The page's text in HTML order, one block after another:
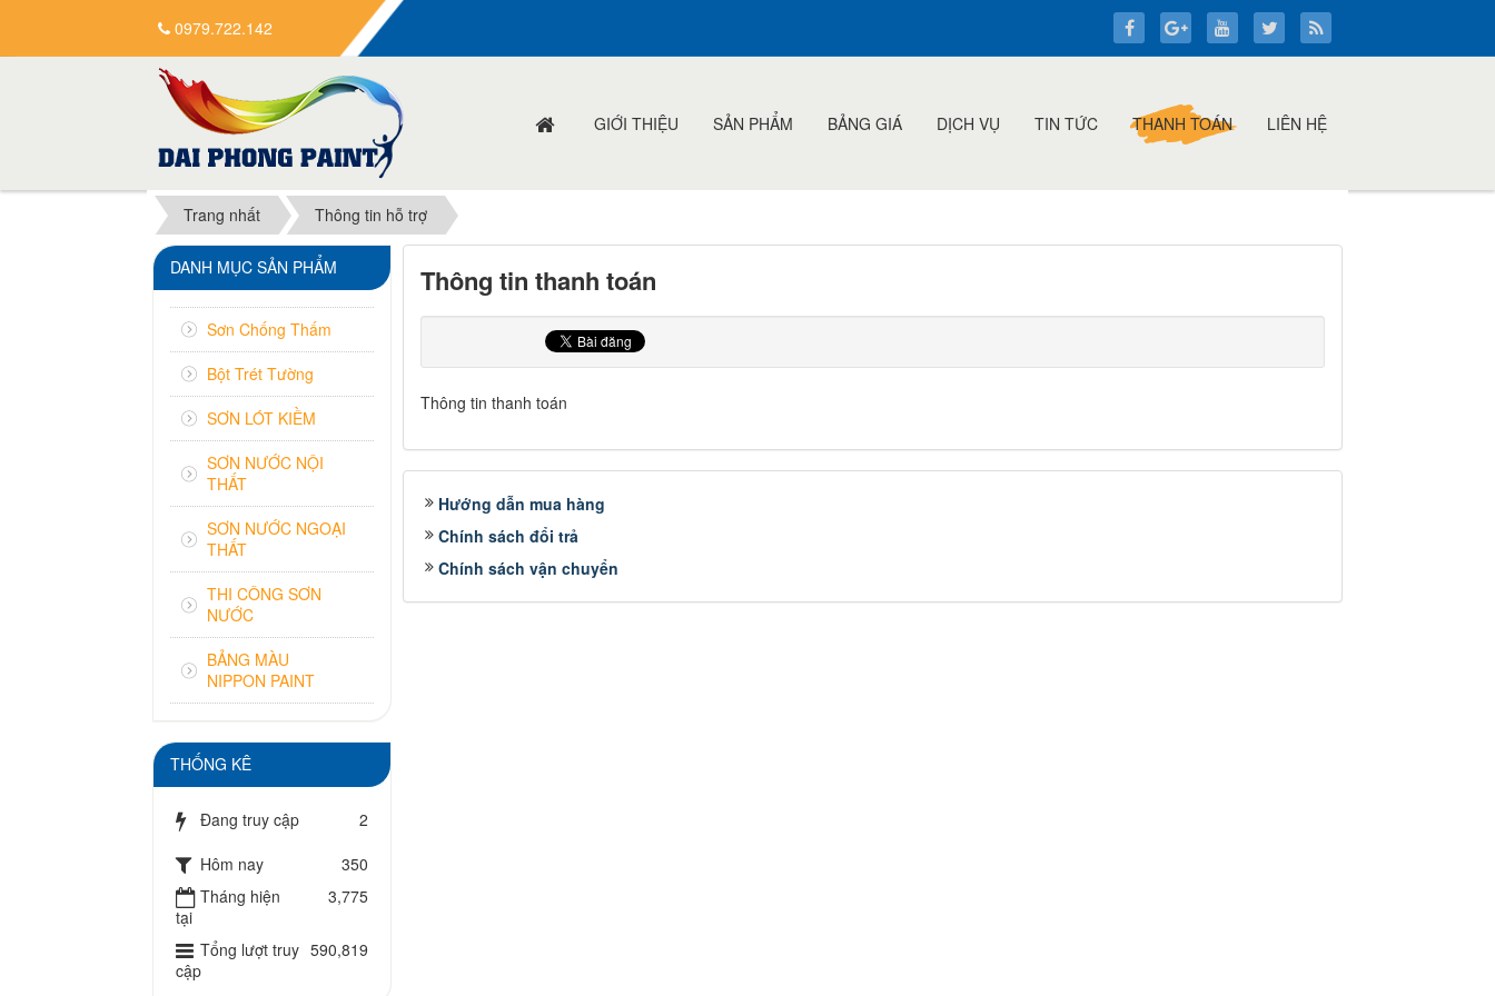
0979.722.142
GIỚI THIỆU SẢN PHẨM BẢNG GIÁ DỊCH VỤ TIN TỨC THANH TOÁN LIÊN HỆ
Trang nhất Thông tin hỗ trợ
Thông tin thanh toán
Thông tin thanh toán
Hướng dẫn mua hàng
Chính sách đổi trả
Chính sách vận chuyển
DANH MỤC SẢN PHẨM
Sơn Chống Thấm
Bột Trét Tường
SƠN LÓT KIỀM
SƠN NƯỚC NỘI
THẤT
SƠN NƯỚC NGOẠI
THẤT
THI CÔNG SƠN
NƯỚC
BẢNG MÀU
NIPPON PAINT
THỐNG KÊ
Đang truy cập
2
Hôm nay
350
Tháng hiện
tại
3,775
Tổng lượt truy
cập
590,819